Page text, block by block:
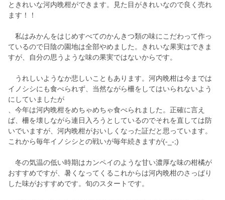
ときれいな河内晩柑ができます。見た目がきれいなので良く売れ
ます！！
私はみかんをはじめすべてのかんきつ類の味にこだわって作っ
ているので日陰の園地は全部やめました。きれいな果実はできま
すが、自分の思うような味の果実ではないからです。
うれしいようなか悲しいこともあります。河内晩柑は今までは
イノシシにも食べられず、当然ながら柵をしてはいられないよう
にしていましたが
、今年は河内晩柑をめちゃめちゃ食べられました。正確に言え
ば、柵を壊しながら連日入ろうとしているのでそれを直しては防
いでいますが、河内晩柑がおいしくなった証だと思っています。
これから毎年イノシシとの戦いが毎年続きますが(-_-;)
冬の気温の低い時期はカンペイのような甘い濃厚な味の柑橘が
おすすめですが、暑くなってくるこれからは河内晩柑のさっぱり
した味がおすすめです。旬のスタートです。